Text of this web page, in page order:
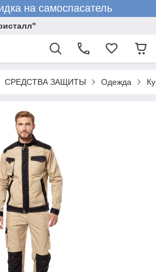
на самоспасатель
СРЕДСТВА ЗАЩИТЫ Одежда